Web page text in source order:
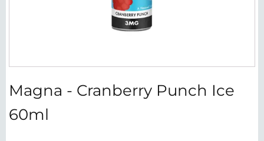
Magna - Cranberry Punch Ice
60ml